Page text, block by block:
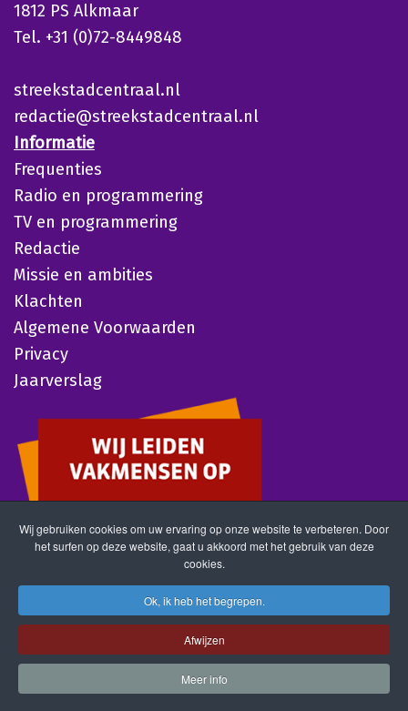
1812 PS Alkmaar
Tel. +31 (0)72-8449848
streekstadcentraal.nl
redactie@streekstadcentraal.nl
Informatie
Frequenties
Radio en programmering
TV en programmering
Redactie
Missie en ambities
Klachten
Algemene Voorwaarden
Privacy
Jaarverslag
Wij gebruiken cookies om uw ervaring op onze website te verbeteren. Door
het surfen op deze website, gaat u akkoord met het gebruik van deze
cookies.
Ok, ik heb het begrepen.
Afwijzen
Meer info